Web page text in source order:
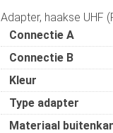
Adapter, haakse UHF
Connectie A
Connectie B
Kleur
Type adapter
Materiaal